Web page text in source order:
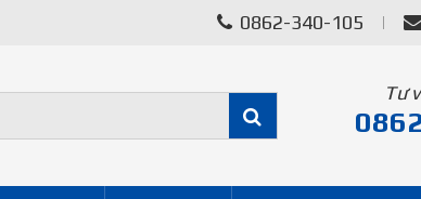
0862-340-105
Tư